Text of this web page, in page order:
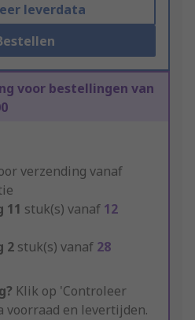
leverdata
voor bestellingen van
verzending vanaf
11 stuk(s) vanaf 12
2 stuk(s) vanaf 28
Klik op 'Controleer
voorraad en levertijden.